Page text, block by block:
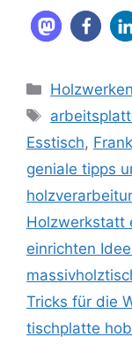
Kategorien
Holzwerken
Esstisch,
geniale tipps
Holzwerkstatt
einrichten
Tricks für die
tischplatte